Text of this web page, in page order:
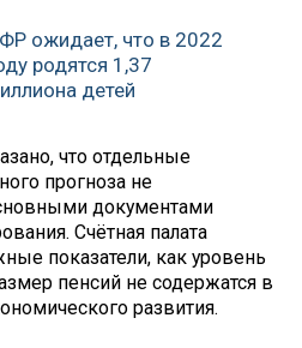
ожидает, что в 2022
родятся 1,37
детей
что отдельные
прогноза не
документами
Счётная палата
показатели, как уровень
пенсий не содержатся в
развития.